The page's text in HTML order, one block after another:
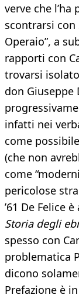
verve che l’ha
scontrarsi
Operaio”, a
rapporti con
trovarsi
don Giuseppe
infatti nei
come
(che non
come
pericolose
’61 De Felice
Storia degli
spesso con
problematica
dicono
Prefazione è